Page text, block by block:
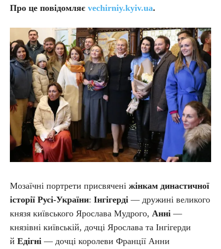
Про це повідомляє vechirniy.kyiv.ua.
Мозаїчні портрети присвячені жінкам династичної
історії Русі-України: Інгігерді — дружині великого
князя київського Ярослава Мудрого, Анні —
князівні київській, дочці Ярослава та Інгігерди
й Едігні — дочці королеви Франції Анни